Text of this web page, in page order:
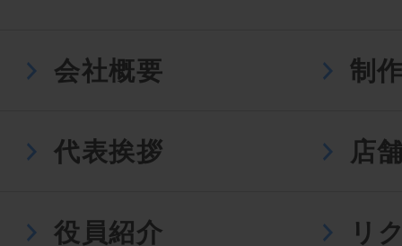
会社概要 制
代表挨拶 店
役員紹介 リ